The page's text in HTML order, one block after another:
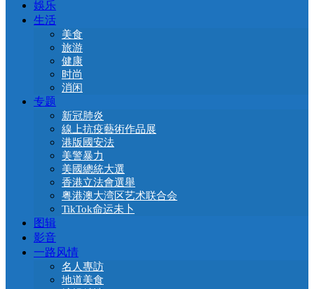
娛乐
生活
美食
旅游
健康
时尚
消闲
专题
新冠肺炎
線上抗疫藝術作品展
港版國安法
美警暴力
美國總統大選
香港立法會選舉
粤港澳大湾区艺术联合会
TikTok命运未卜
图辑
影音
一路风情
名人專訪
地道美食